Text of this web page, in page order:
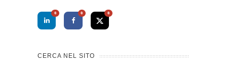
0 0 0
CERCA NEL SITO